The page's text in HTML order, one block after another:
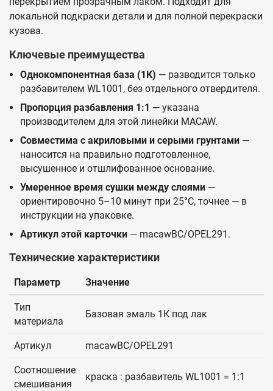
локальной подкраски детали и для полной перекраски
кузова.
Ключевые преимущества
Однокомпонентная база (1К) — разводится только
разбавителем WL1001, без отдельного отвердителя.
Пропорция разбавления 1:1 — указана
производителем для этой линейки MACAW.
Совместима с акриловыми и серыми грунтами —
наносится на правильно подготовленное,
высушенное и отшлифованное основание.
Умеренное время сушки между слоями —
ориентировочно 5–10 минут при 25°C, точнее — в
инструкции на упаковке.
Артикул этой карточки — macawBC/OPEL291.
Технические характеристики
Параметр Значение
Тип
материала
Базовая эмаль 1К под лак
Артикул macawBC/OPEL291
Соотношение
смешивания
краска : разбавитель WL1001 = 1:1